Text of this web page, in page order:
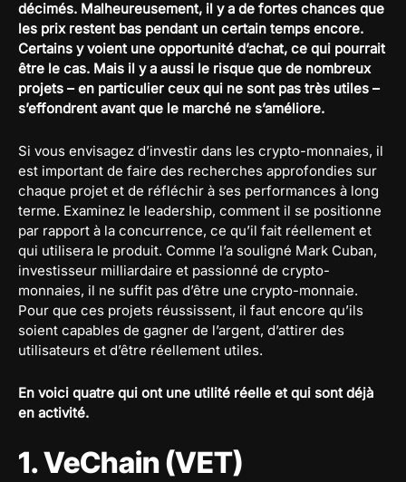
décimés. Malheureusement, il y a de fortes chances que
les prix restent bas pendant un certain temps encore.
Certains y voient une opportunité d’achat, ce qui pourrait
être le cas. Mais il y a aussi le risque que de nombreux
projets – en particulier ceux qui ne sont pas très utiles –
s’effondrent avant que le marché ne s’améliore.
Si vous envisagez d’investir dans les crypto-monnaies, il
est important de faire des recherches approfondies sur
chaque projet et de réfléchir à ses performances à long
terme. Examinez le leadership, comment il se positionne
par rapport à la concurrence, ce qu’il fait réellement et
qui utilisera le produit. Comme l’a souligné Mark Cuban,
investisseur milliardaire et passionné de crypto-
monnaies, il ne suffit pas d’être une crypto-monnaie.
Pour que ces projets réussissent, il faut encore qu’ils
soient capables de gagner de l’argent, d’attirer des
utilisateurs et d’être réellement utiles.
En voici quatre qui ont une utilité réelle et qui sont déjà
en activité.
1. VeChain (VET)